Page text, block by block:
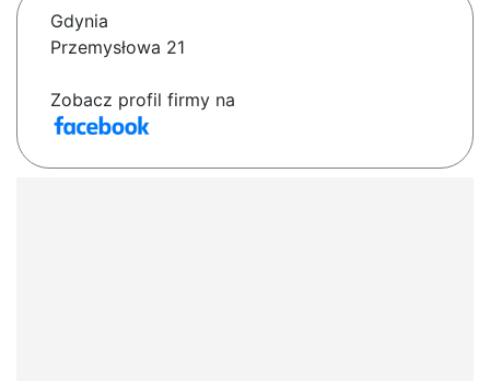
Gdynia
Przemysłowa 21
Zobacz profil firmy na